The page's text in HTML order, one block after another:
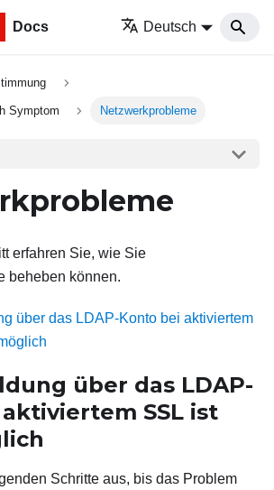
Docs Deutsch
Symptom Netzwerkprobleme
erfahren Sie, wie Sie
beheben können.
über das LDAP-Konto bei aktiviertem
über das LDAP-
SSL ist
Schritte aus, bis das Problem